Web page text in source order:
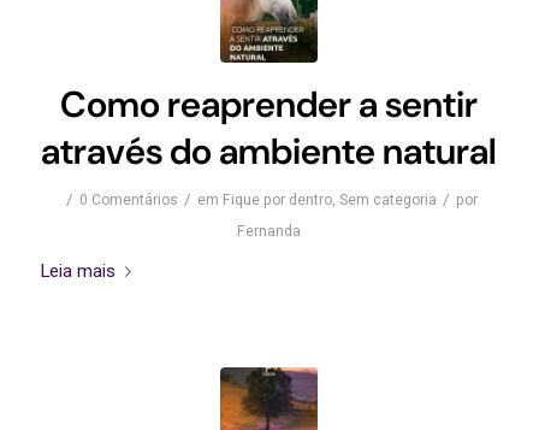
Como reaprender a sentir
através do ambiente natural
/ 0 Comentários / em Fique por dentro ,Sem categoria / por
Fernanda
Leia mais